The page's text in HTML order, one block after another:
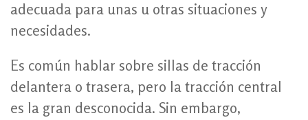
adecuada para unas u otras situaciones y
necesidades.
Es común hablar sobre sillas de tracción
delantera o trasera, pero la tracción central
es la gran desconocida. Sin embargo,